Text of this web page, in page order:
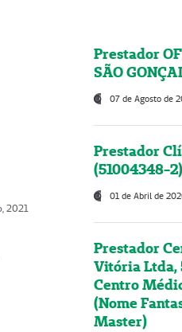
2021
Prestador
SÃO
07 de Agosto de
Prestador
(51004348-2)
01 de Abril de
Prestador
Vitória Ltda,
Centro
(Nome
Master)